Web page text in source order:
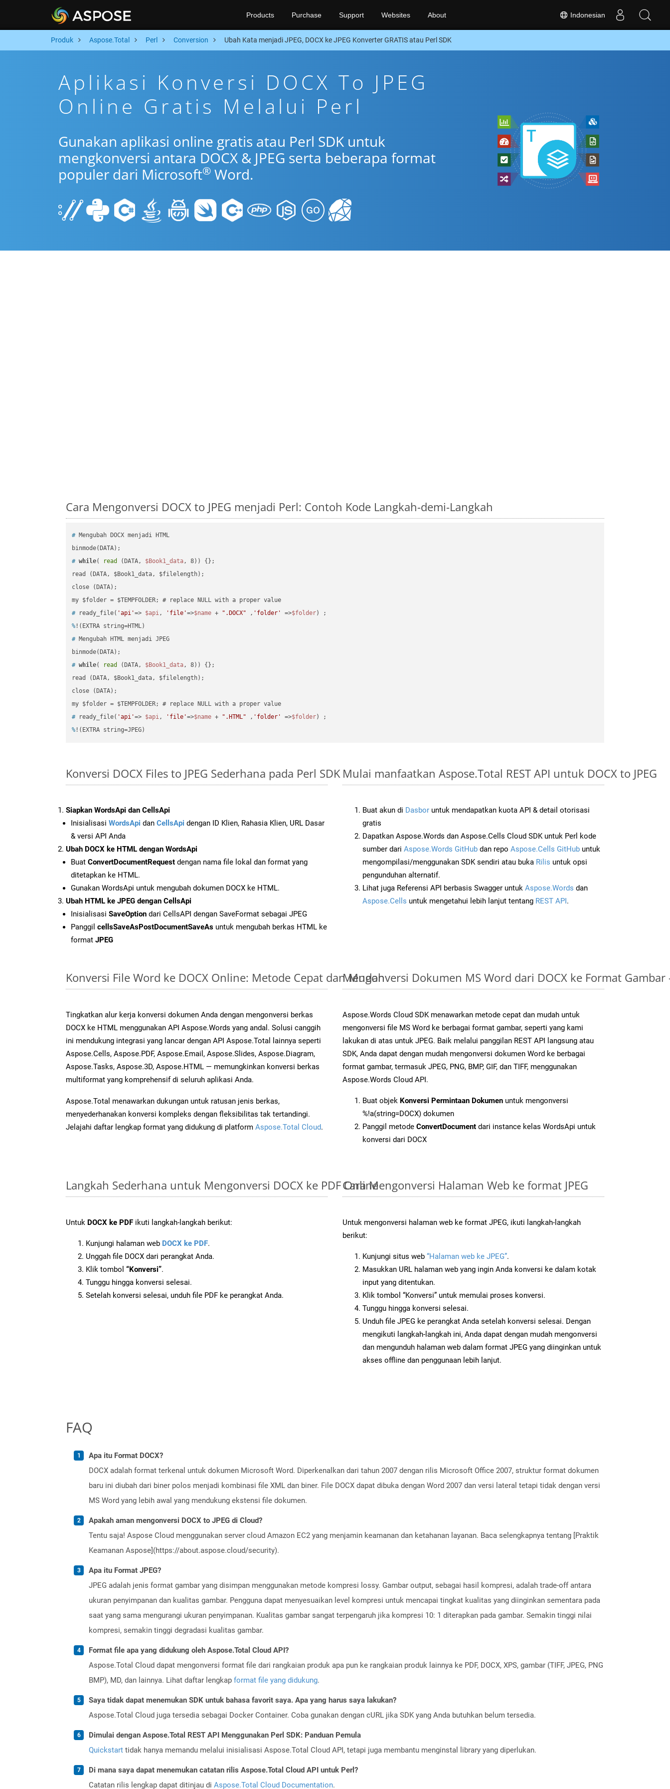
Indonesian
Products Purchase Support Websites About
Produk Aspose.Total Perl Conversion Ubah Kata menjadi JPEG, DOCX ke JPEG Konverter GRATIS atau Perl SDK
Aplikasi Konversi DOCX To JPEG
Online Gratis Melalui Perl
Gunakan aplikasi online gratis atau Perl SDK untuk
mengkonversi antara DOCX & JPEG serta beberapa format
populer dari Microsoft® Word.
Cara Mengonversi DOCX to JPEG menjadi Perl: Contoh Kode Langkah-demi-Langkah
# Mengubah DOCX menjadi HTML
# while( read (DATA, $Book1_data, 8)) {};
read (DATA, $Book1_data, $filelength);
close (DATA);
# ready_file( 'api'=> $api, 'file'=>$name + ".DOCX" , 'folder' =>$folder) ;
% !(EXTRA string=HTML)
# Mengubah HTML menjadi JPEG
# while( read (DATA, $Book1_data, 8)) {};
read (DATA, $Book1_data, $filelength);
close (DATA);
# ready_file( 'api'=> $api, 'file'=>$name + ".HTML" , 'folder' =>$folder) ;
% !(EXTRA string=JPEG)
Konversi DOCX Files to JPEG Sederhana pada Perl SDK
Siapkan WordsApi dan CellsApi
Inisialisasi WordsApi dan CellsApi dengan ID Klien, Rahasia Klien, URL Dasar
& versi API Anda
Ubah DOCX ke HTML dengan WordsApi
Buat ConvertDocumentRequest dengan nama file lokal dan format yang
ditetapkan ke HTML.
Gunakan WordsApi untuk mengubah dokumen DOCX ke HTML.
Ubah HTML ke JPEG dengan CellsApi
Inisialisasi SaveOption dari CellsAPI dengan SaveFormat sebagai JPEG
Panggil cellsSaveAsPostDocumentSaveAs untuk mengubah berkas HTML ke
format JPEG
Mulai manfaatkan Aspose.Total REST API untuk DOCX to JPEG
Buat akun di Dasbor untuk mendapatkan kuota API & detail otorisasi
gratis
Dapatkan Aspose.Words dan Aspose.Cells Cloud SDK untuk Perl kode
sumber dari Aspose.Words GitHub dan repo Aspose.Cells GitHub untuk
mengompilasi/menggunakan SDK sendiri atau buka Rilis untuk opsi
pengunduhan alternatif.
Lihat juga Referensi API berbasis Swagger untuk Aspose.Words dan
Aspose.Cells untuk mengetahui lebih lanjut tentang REST API.
Konversi File Word ke DOCX Online: Metode Cepat dan Mudah
Tingkatkan alur kerja konversi dokumen Anda dengan mengonversi berkas
DOCX ke HTML menggunakan API Aspose.Words yang andal. Solusi canggih
ini mendukung integrasi yang lancar dengan API Aspose.Total lainnya seperti
Aspose.Cells, Aspose.PDF, Aspose.Email, Aspose.Slides, Aspose.Diagram,
Aspose.Tasks, Aspose.3D, Aspose.HTML — memungkinkan konversi berkas
multiformat yang komprehensif di seluruh aplikasi Anda.
Aspose.Total menawarkan dukungan untuk ratusan jenis berkas,
menyederhanakan konversi kompleks dengan fleksibilitas tak tertandingi.
Jelajahi daftar lengkap format yang didukung di platform Aspose.Total Cloud.
Mengonversi Dokumen MS Word dari DOCX ke Format
Aspose.Words Cloud SDK menawarkan metode cepat dan mudah untuk
mengonversi file MS Word ke berbagai format gambar, seperti yang kami
lakukan di atas untuk JPEG. Baik melalui panggilan REST API langsung atau
SDK, Anda dapat dengan mudah mengonversi dokumen Word ke berbagai
format gambar, termasuk JPEG, PNG, BMP, GIF, dan TIFF, menggunakan
Aspose.Words Cloud API.
Buat objek Konversi Permintaan Dokumen untuk mengonversi
%!a(string=DOCX) dokumen
Panggil metode ConvertDocument dari instance kelas WordsApi untuk
konversi dari DOCX
Langkah Sederhana untuk Mengonversi DOCX ke PDF Online
Untuk DOCX ke PDF ikuti langkah-langkah berikut:
Kunjungi halaman web DOCX ke PDF.
Unggah file DOCX dari perangkat Anda.
Klik tombol “Konversi”.
Tunggu hingga konversi selesai.
Setelah konversi selesai, unduh file PDF ke perangkat Anda.
Cara Mengonversi Halaman Web ke format JPEG
Untuk mengonversi halaman web ke format JPEG, ikuti langkah-langkah
berikut:
Kunjungi situs web “Halaman web ke JPEG”.
Masukkan URL halaman web yang ingin Anda konversi ke dalam kotak
input yang ditentukan.
Klik tombol “Konversi” untuk memulai proses konversi.
Tunggu hingga konversi selesai.
Unduh file JPEG ke perangkat Anda setelah konversi selesai. Dengan
mengikuti langkah-langkah ini, Anda dapat dengan mudah mengonversi
dan mengunduh halaman web dalam format JPEG yang diinginkan untuk
akses offline dan penggunaan lebih lanjut.
FAQ
Apa itu Format DOCX?
DOCX adalah format terkenal untuk dokumen Microsoft Word. Diperkenalkan dari tahun 2007 dengan rilis Microsoft Office 2007, struktur format dokumen
baru ini diubah dari biner polos menjadi kombinasi file XML dan biner. File DOCX dapat dibuka dengan Word 2007 dan versi lateral tetapi tidak dengan versi
MS Word yang lebih awal yang mendukung ekstensi file dokumen.
Apakah aman mengonversi DOCX to JPEG di Cloud?
Tentu saja! Aspose Cloud menggunakan server cloud Amazon EC2 yang menjamin keamanan dan ketahanan layanan. Baca selengkapnya tentang [Praktik
Keamanan Aspose](https://about.aspose.cloud/security).
Apa itu Format JPEG?
JPEG adalah jenis format gambar yang disimpan menggunakan metode kompresi lossy. Gambar output, sebagai hasil kompresi, adalah trade-off antara
ukuran penyimpanan dan kualitas gambar. Pengguna dapat menyesuaikan level kompresi untuk mencapai tingkat kualitas yang diinginkan sementara pada
saat yang sama mengurangi ukuran penyimpanan. Kualitas gambar sangat terpengaruh jika kompresi 10: 1 diterapkan pada gambar. Semakin tinggi nilai
kompresi, semakin tinggi degradasi kualitas gambar.
Format file apa yang didukung oleh Aspose.Total Cloud API?
Aspose.Total Cloud dapat mengonversi format file dari rangkaian produk apa pun ke rangkaian produk lainnya ke PDF, DOCX, XPS, gambar (TIFF, JPEG, PNG
BMP), MD, dan lainnya. Lihat daftar lengkap format file yang didukung.
Saya tidak dapat menemukan SDK untuk bahasa favorit saya. Apa yang harus saya lakukan?
Aspose.Total Cloud juga tersedia sebagai Docker Container. Coba gunakan dengan cURL jika SDK yang Anda butuhkan belum tersedia.
Dimulai dengan Aspose.Total REST API Menggunakan Perl SDK: Panduan Pemula
Quickstart tidak hanya memandu melalui inisialisasi Aspose.Total Cloud API, tetapi juga membantu menginstal library yang diperlukan.
Di mana saya dapat menemukan catatan rilis Aspose.Total Cloud API untuk Perl?
Catatan rilis lengkap dapat ditinjau di Aspose.Total Cloud Documentation.